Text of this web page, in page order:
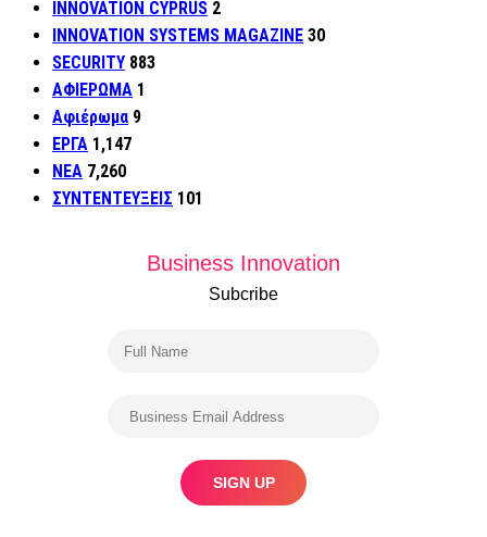
INNOVATION CYPRUS 2
INNOVATION SYSTEMS MAGAZINE 30
SECURITY 883
ΑΦΙΕΡΩΜΑ 1
Αφιέρωμα 9
ΕΡΓΑ 1,147
ΝΕΑ 7,260
ΣΥΝΤΕΝΤΕΥΞΕΙΣ 101
Business Innovation
Subcribe